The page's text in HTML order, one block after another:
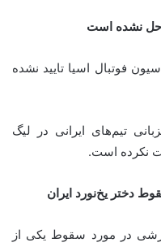
حل نشده است
فوتبال اسیا تایید نشده
تیم‌های ایرانی در لیگ
دختر یخ‌نورد ایران
در مورد سقوط یکی از